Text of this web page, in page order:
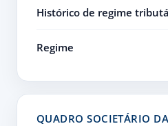
Histórico de regime
Regime
QUADRO SOCIETÁRIO